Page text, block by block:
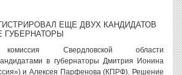
ЕЩЕ ДВУХ КАНДИДАТОВ
ГУБЕРНАТОРЫ
комиссия Свердловской области
в губернаторы Дмитрия Ионина
и Алексея Парфенова (КПРФ). Решение